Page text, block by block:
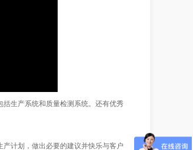
生产系统和质量检测系统。还有优秀
计划，做出必要的建议并快乐与客户